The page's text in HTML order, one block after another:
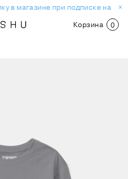
в магазине при подписке на
Корзина 0